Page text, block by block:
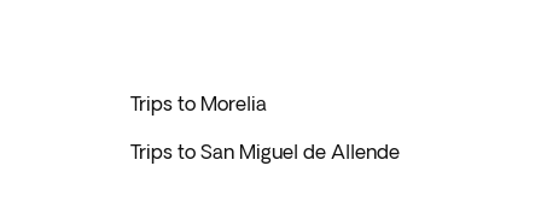
Trips to Morelia
Trips to San Miguel de Allende